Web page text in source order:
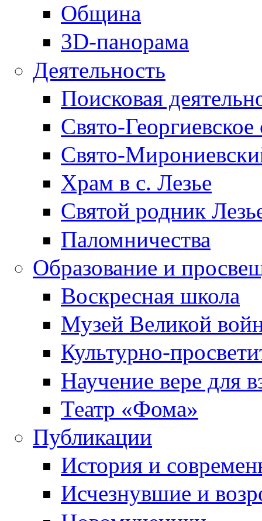
Община
3D-панорама
Деятельность
Поисковая
Свято-Георгиевское
Свято-
Храм в с. Лезье
Святой родник
Паломничества
Образование и
Воскресная школа
Музей Великой
Культурно-
Научение вере для
Театр «Фома»
Публикации
История и
Исчезнувшие и